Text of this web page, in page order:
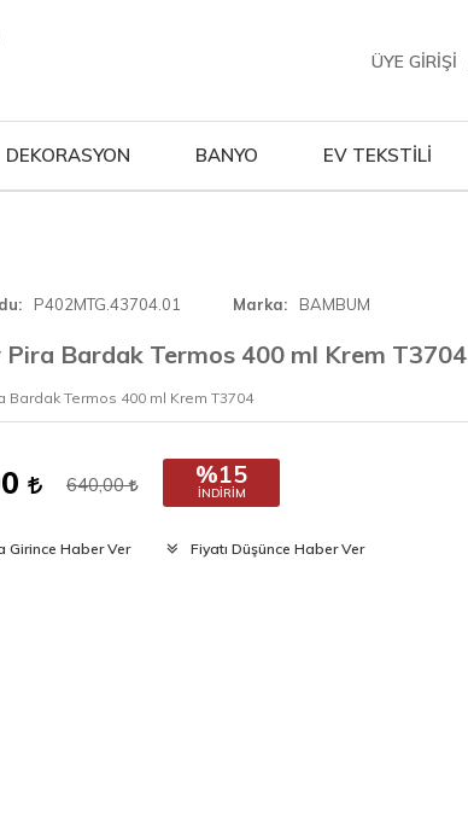
ÜYE GIRIŞI
DEKORASYON BANYO EV TEKSTİLİ
P402MTG.43704.01 Marka BAMBUM
Pira Bardak Termos 400 ml Krem T3704
Bardak Termos 400 ml Krem T3704
640,00 %15
İNDIRIM
Girince Haber Ver Fiyatı Düşünce Haber Ver